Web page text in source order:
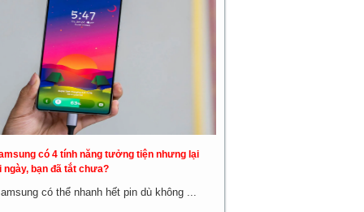
có 4 tính năng tưởng tiện nhưng lại
ngày, bạn đã tắt chưa?
có thể nhanh hết pin dù không ...